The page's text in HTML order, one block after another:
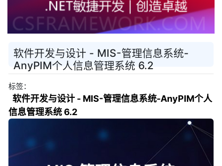
软件开发与设计 - MIS-管理信息系统-
AnyPIM个人信息管理系统 6.2
标签：
软件开发与设计 - MIS-管理信息系统-AnyPIM个人
信息管理系统 6.2